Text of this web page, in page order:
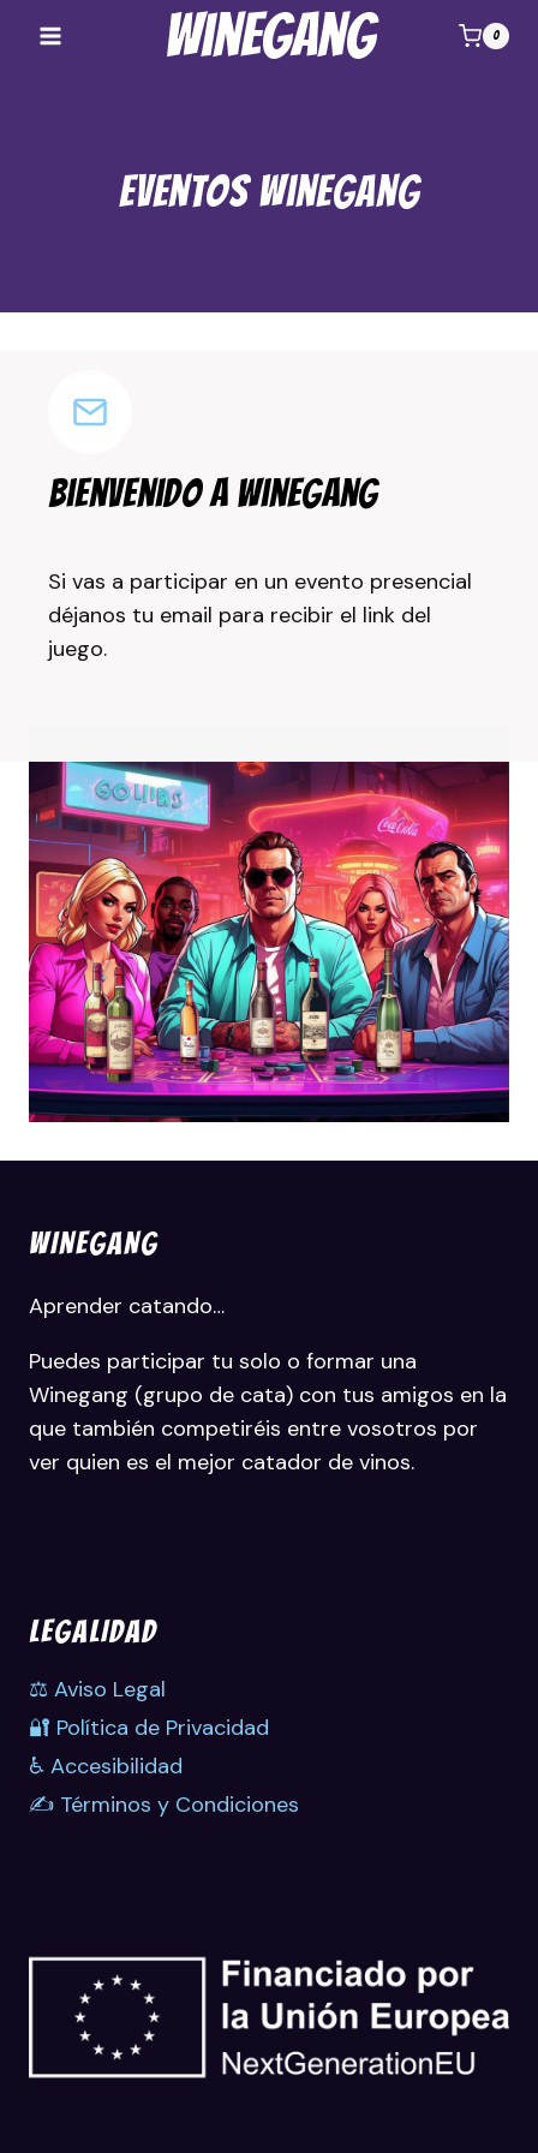
Winegang 0
Eventos Winegang
bienvenido a winegang
Si vas a participar en un evento presencial
déjanos tu email para recibir el link del
juego.
WINEGANG
Aprender catando…
Puedes participar tu solo o formar una
Winegang (grupo de cata) con tus amigos en la
que también competiréis entre vosotros por
ver quien es el mejor catador de vinos.
LEGALIDAD
⚖️ Aviso Legal
🔐 Política de Privacidad
♿ Accesibilidad
✍️ Términos y Condiciones